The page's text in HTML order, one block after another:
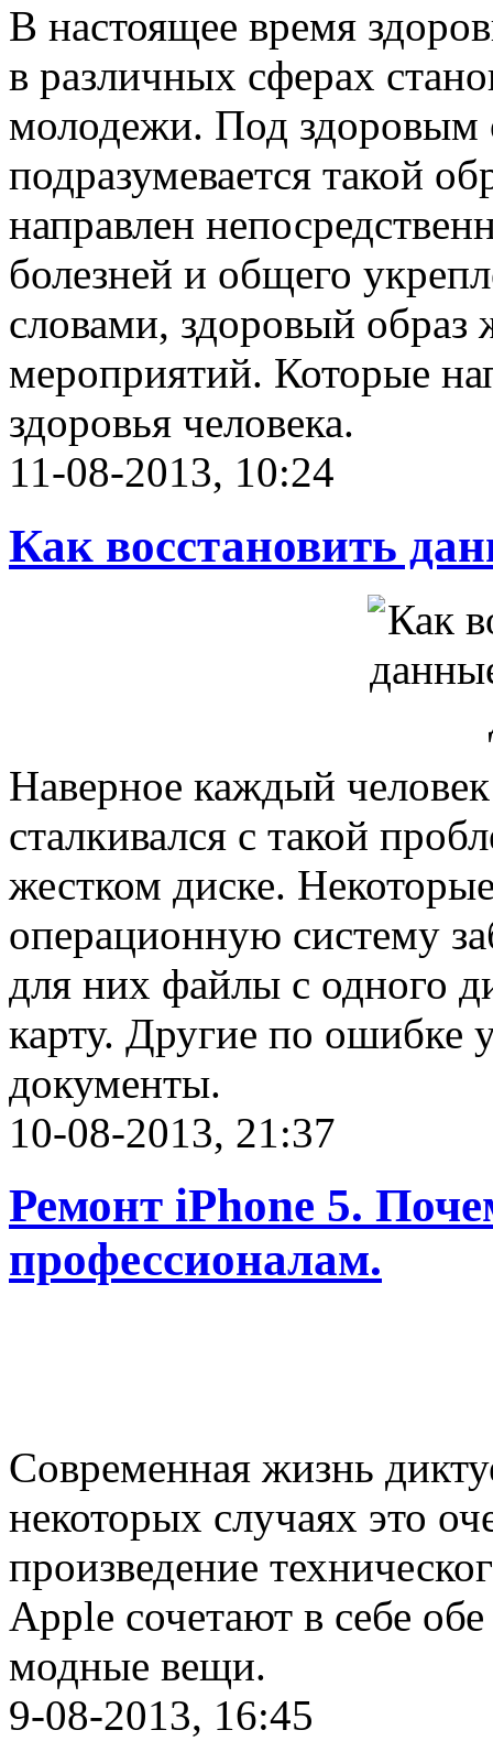
В настоящее время
в различных сферах
молодежи. Под здоровым
подразумевается такой
направлен
болезней и общего
словами, здоровый образ
мероприятий. Которые
здоровья человека.
11-08-2013, 10:24
Как восстановить
Наверное каждый
сталкивался с такой
жестком диске.
операционную систему
для них файлы с одного
карту. Другие по ошибке
документы.
10-08-2013, 21:37
Ремонт iPhone 5.
профессионалам.
Современная жизнь
некоторых случаях это
произведение
Apple сочетают в себе
модные вещи.
9-08-2013, 16:45